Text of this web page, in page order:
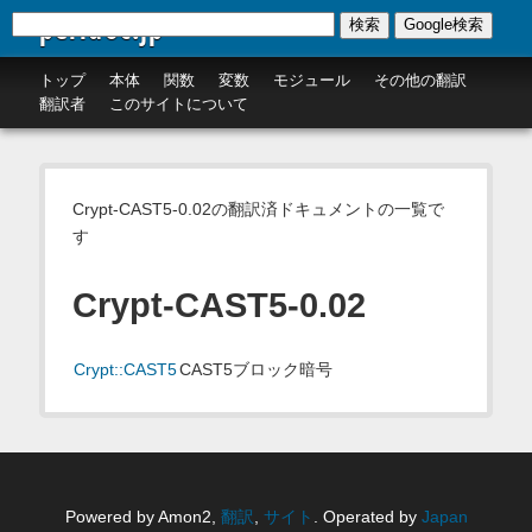
perldoc.jp
トップ 本体 関数 変数 モジュール
その他の翻訳
翻訳者
このサイトについて
検索 Google検索
Crypt-CAST5-0.02の翻訳済ドキュメントの一覧で
す
Crypt-CAST5-0.02
Crypt::CAST5CAST5ブロック暗号
Powered by Amon2, 翻訳 サイト . Operated by Japan